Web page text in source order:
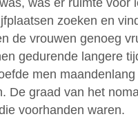
was er ruimte voor
zoeken en
de vrouwen genoeg
gedurende langere
men
De graad van het
voorhanden waren.